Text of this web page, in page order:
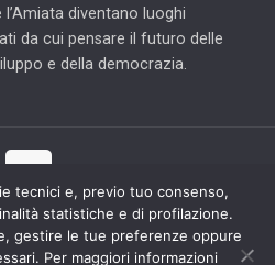
diventano luoghi
da cui pensare il futuro delle
e della democrazia.
| Tutti i diritti riservati | Partner
Hab Solution
tecnici e, previo tuo consenso,
statistiche e di profilazione.
gestire le tue preferenze oppure
Per maggiori informazioni